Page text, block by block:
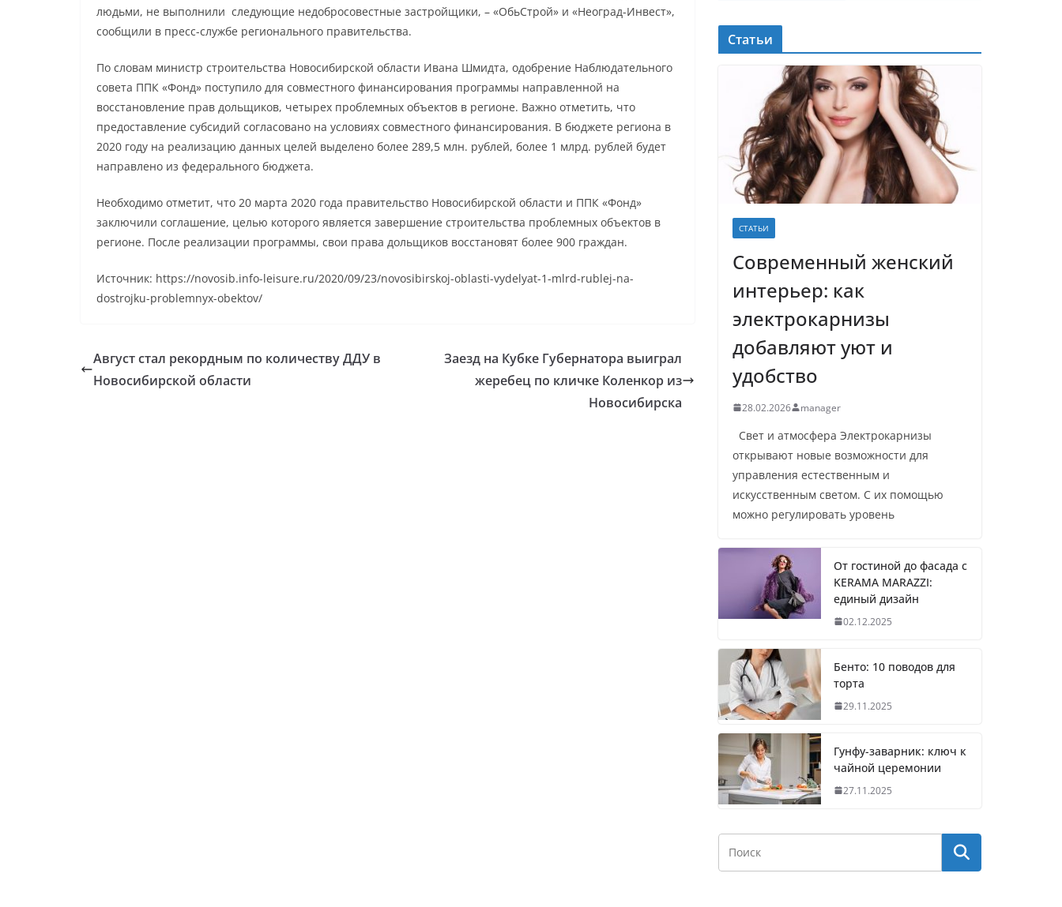
людьми, не выполнили следующие недобросовестные застройщики, – «ОбьСтрой» и «Неоград-Инвест»,
сообщили в пресс-службе регионального правительства.
По словам министр строительства Новосибирской области Ивана Шмидта, одобрение Наблюдательного
совета ППК «Фонд» поступило для совместного финансирования программы направленной на
восстановление прав дольщиков, четырех проблемных объектов в регионе. Важно отметить, что
предоставление субсидий согласовано на условиях совместного финансирования. В бюджете региона в
2020 году на реализацию данных целей выделено более 289,5 млн. рублей, более 1 млрд. рублей будет
направлено из федерального бюджета.
Необходимо отметит, что 20 марта 2020 года правительство Новосибирской области и ППК «Фонд»
заключили соглашение, целью которого является завершение строительства проблемных объектов в
регионе. После реализации программы, свои права дольщиков восстановят более 900 граждан.
Источник: https://novosib.info-leisure.ru/2020/09/23/novosibirskoj-oblasti-vydelyat-1-mlrd-rublej-na-
dostrojku-problemnyx-obektov/
Август стал рекордным по количеству ДДУ в
Новосибирской области
Заезд на Кубке Губернатора выиграл
жеребец по кличке Коленкор из
Новосибирска
Статьи
СТАТЬИ
Современный женский
интерьер: как
электрокарнизы
добавляют уют и
удобство
28.02.2026 manager
Свет и атмосфера Электрокарнизы
открывают новые возможности для
управления естественным и
искусственным светом. С их помощью
можно регулировать уровень
От гостиной до фасада с
KERAMA MARAZZI:
единый дизайн
02.12.2025
Бенто: 10 поводов для
торта
29.11.2025
Гунфу-заварник: ключ к
чайной церемонии
27.11.2025